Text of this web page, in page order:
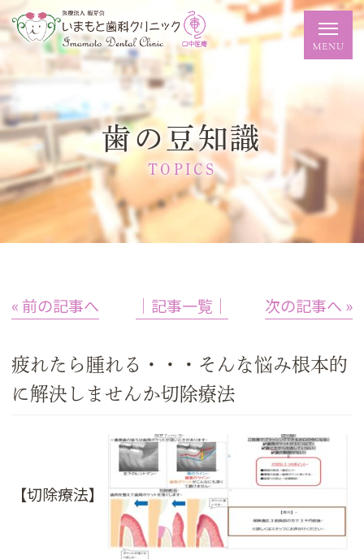
歯の豆知識
TOPICS
« 前の記事へ │記事一覧│ 次の記事へ »
疲れたら腫れる・・・そんな悩み根本的
に解決しませんか切除療法
【切除療法】